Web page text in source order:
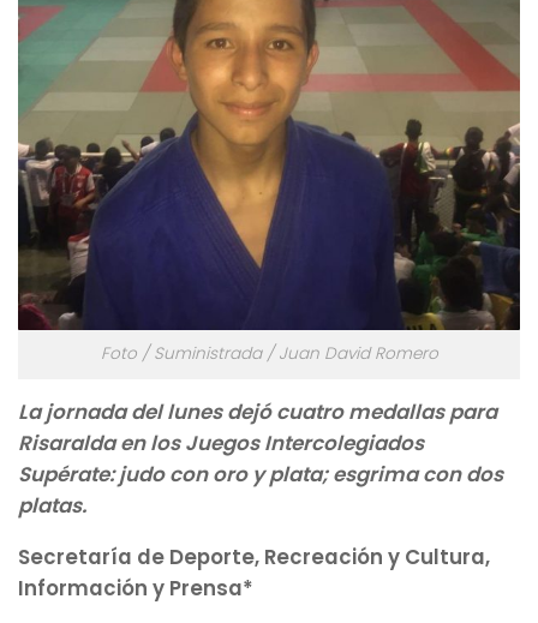
Foto / Suministrada / Juan David Romero
La jornada del lunes dejó cuatro medallas para
Risaralda en los Juegos Intercolegiados
Supérate: judo con oro y plata; esgrima con dos
platas.
Secretaría de Deporte, Recreación y Cultura,
Información y Prensa*